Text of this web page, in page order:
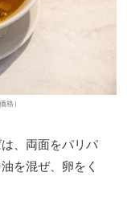
格）
、両面をパリパ
を混ぜ、卵をく